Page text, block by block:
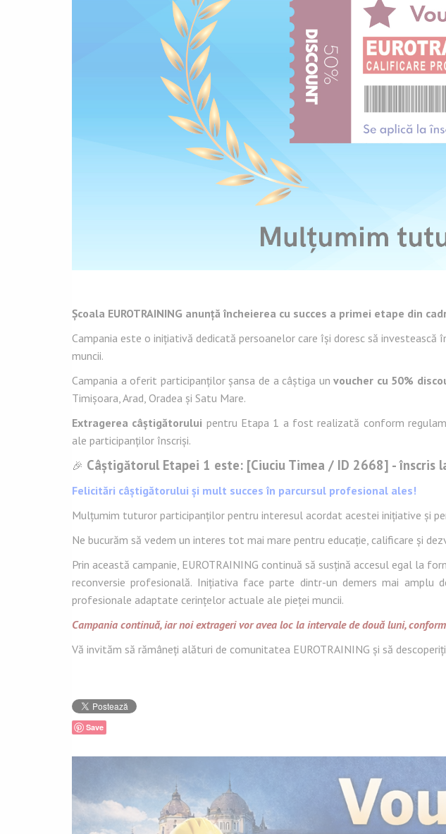
Școala EUROTRAINING anunță încheierea cu succes a primei etape din
Campania este o inițiativă dedicată persoanelor care își doresc să
muncii.
Campania a oferit participanților șansa de a câștiga unvoucher cu 50%
Timișoara, Arad, Oradea și Satu Mare.
Extragerea câștigătorului pentru Etapa 1 a fost realizată conform
ale participanților înscriși.
🎉 Câștigătorul Etapei 1 este: [Ciuciu Timea / ID 2668] -
Felicitări câștigătorului și mult succes în parcursul profesional ales!
Mulțumim tuturor participanților pentru interesul acordat acestei inițiative și
Ne bucurăm să vedem un interes tot mai mare pentru educație, calificare și
Prin această campanie, EUROTRAINING continuă să susțină accesul egal la
reconversie profesională. Inițiativa face parte dintr-un demers mai
profesionale adaptate cerințelor actuale ale pieței muncii.
Campania continuă, iar noi extrageri vor avea loc la intervale de două luni,
Vă invităm să rămâneți alături de comunitatea EUROTRAINING și să
Save